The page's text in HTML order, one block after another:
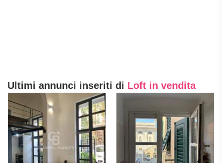
Ultimi annunci inseriti di Loft in vendita